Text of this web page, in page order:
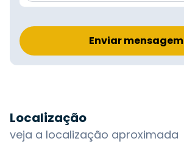
Enviar mensagem
Localização
veja a localização aproximada